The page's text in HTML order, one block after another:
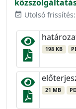
event_available Utolsó
198 KB
21 MB